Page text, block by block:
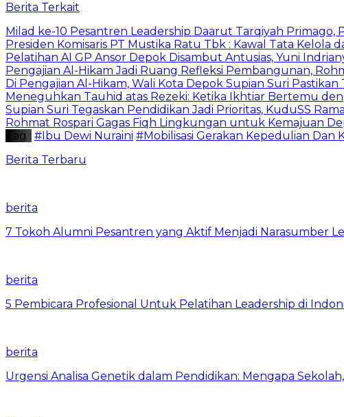
Berita Terkait
Milad ke-10 Pesantren Leadership Daarut Tarqiyah
Presiden Komisaris PT Mustika Ratu Tbk : Kawal Tata Kelola
Pelatihan AI GP Ansor Depok Disambut Antusias, Yuni
Pengajian Al-Hikam Jadi Ruang Refleksi Pembangunan,
Di Pengajian Al-Hikam, Wali Kota Depok Supian Suri
Meneguhkan Tauhid atas Rezeki: Ketika Ikhtiar Bertemu
Supian Suri Tegaskan Pendidikan Jadi Prioritas, KuduSS
Rohmat Rospari Gagas Fiqh Lingkungan untuk Kemajuan
Tag : #Ibu Dewi Nuraini #Mobilisasi Gerakan Kepedulian Dan
Berita Terbaru
berita
7 Tokoh Alumni Pesantren yang Aktif Menjadi Narasumber
berita
5 Pembicara Profesional Untuk Pelatihan Leadership di
berita
Urgensi Analisa Genetik dalam Pendidikan: Mengapa